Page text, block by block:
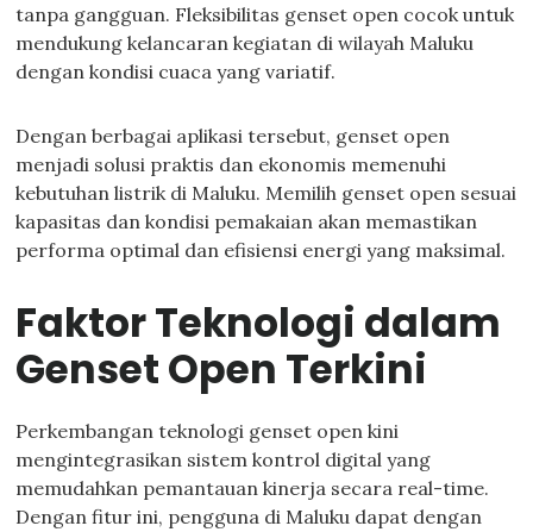
tanpa gangguan. Fleksibilitas genset open cocok untuk
mendukung kelancaran kegiatan di wilayah Maluku
dengan kondisi cuaca yang variatif.
Dengan berbagai aplikasi tersebut, genset open
menjadi solusi praktis dan ekonomis memenuhi
kebutuhan listrik di Maluku. Memilih genset open sesuai
kapasitas dan kondisi pemakaian akan memastikan
performa optimal dan efisiensi energi yang maksimal.
Faktor Teknologi dalam
Genset Open Terkini
Perkembangan teknologi genset open kini
mengintegrasikan sistem kontrol digital yang
memudahkan pemantauan kinerja secara real-time.
Dengan fitur ini, pengguna di Maluku dapat dengan